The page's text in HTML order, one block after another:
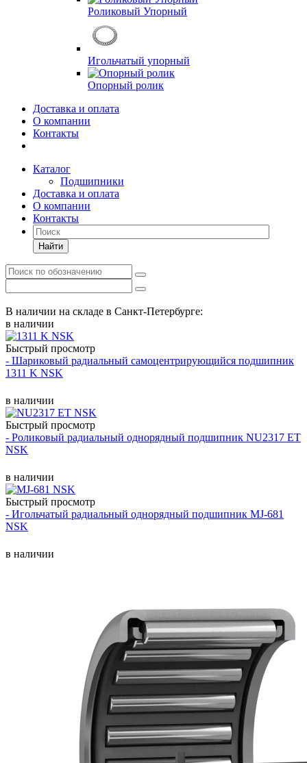
Роликовый Упорный
Игольчатый упорный
Опорный ролик
Доставка и оплата
О компании
Контакты
Каталог
Подшипники
Доставка и оплата
О компании
Контакты
Найти
В наличии на складе в Санкт-Петербурге:
в наличии
Быстрый просмотр
- Шариковый радиальный самоцентрирующийся подшипник
1311 K NSK
в наличии
Быстрый просмотр
- Роликовый радиальный однорядный подшипник NU2317 ET
NSK
в наличии
Быстрый просмотр
- Игольчатый радиальный однорядный подшипник MJ-681
NSK
в наличии